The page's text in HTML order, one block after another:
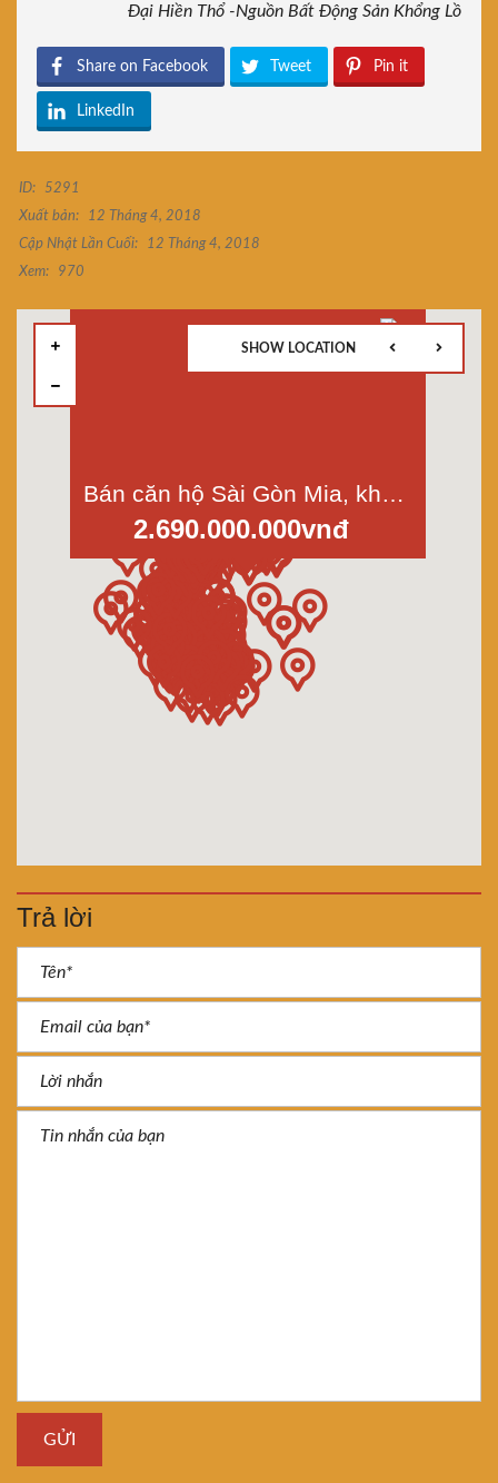
Đại Hiền Thổ -Nguồn Bất Động Sản Khổng Lồ
Share on Facebook Tweet Pin it
LinkedIn
ID:
5291
Xuất bản:
12 Tháng 4, 2018
Cập Nhật Lần Cuối:
12 Tháng 4, 2018
Xem:
970
Bán căn hộ Sài Gòn Mia, khu Trung Sơn, Bình Hưng, Bình Chánh, tầng 15, căn 2 phòng ngủ
2.690.000.000vnđ
SHOW LOCATION
Trả lời